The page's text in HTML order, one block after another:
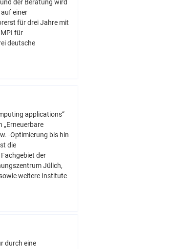
der Beratung wird
einer
für drei Jahre mit
für
deutsche
applications“
„Erneuerbare
-Optimierung bis hin
die
der
Jülich,
weitere Institute
durch eine